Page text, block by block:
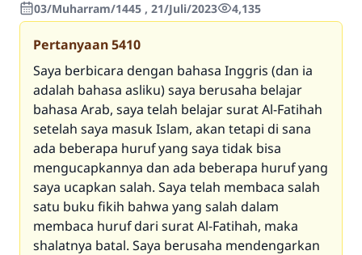
03/Muharram/1445 , 21/Juli/2023
4,135
Pertanyaan5410
Saya berbicara dengan bahasa Inggris (dan ia
adalah bahasa asliku) saya berusaha belajar
bahasa Arab, saya telah belajar surat Al-Fatihah
setelah saya masuk Islam, akan tetapi di sana
ada beberapa huruf yang saya tidak bisa
mengucapkannya dan ada beberapa huruf yang
saya ucapkan salah. Saya telah membaca salah
satu buku fikih bahwa yang salah dalam
membaca huruf dari surat Al-Fatihah, maka
shalatnya batal. Saya berusaha mendengarkan